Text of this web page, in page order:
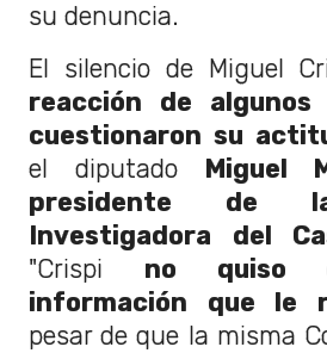
su denuncia.
El silencio de Miguel
reacción de algunos
cuestionaron su
el diputadoMiguel
presidente de
Investigadora del
"Crispi no quiso
información que le
pesar de que la misma